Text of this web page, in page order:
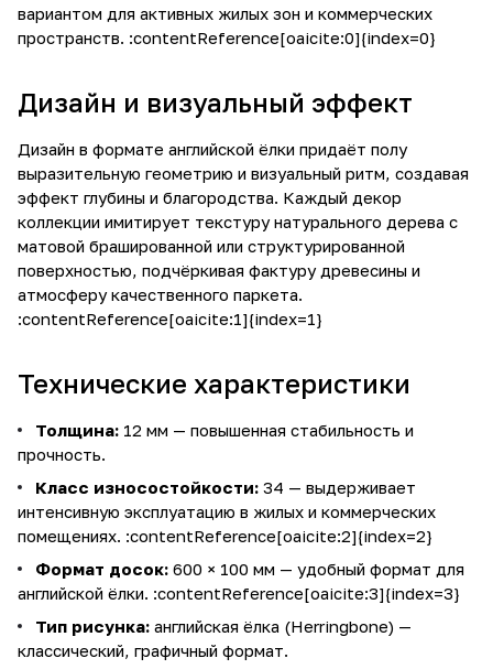
вариантом для активных жилых зон и коммерческих
пространств. :contentReference[oaicite:0]{index=0}
Дизайн и визуальный эффект
Дизайн в формате английской ёлки придаёт полу
выразительную геометрию и визуальный ритм, создавая
эффект глубины и благородства. Каждый декор
коллекции имитирует текстуру натурального дерева с
матовой брашированной или структурированной
поверхностью, подчёркивая фактуру древесины и
атмосферу качественного паркета.
:contentReference[oaicite:1]{index=1}
Технические характеристики
Толщина: 12 мм — повышенная стабильность и
прочность.
Класс износостойкости: 34 — выдерживает
интенсивную эксплуатацию в жилых и коммерческих
помещениях. :contentReference[oaicite:2]{index=2}
Формат досок: 600 × 100 мм — удобный формат для
английской ёлки. :contentReference[oaicite:3]{index=3}
Тип рисунка: английская ёлка (Herringbone) —
классический, графичный формат.